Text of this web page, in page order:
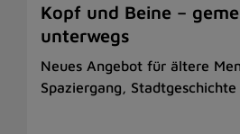
Kopf und Beine –
unterwegs
Neues Angebot für ältere
Spaziergang,